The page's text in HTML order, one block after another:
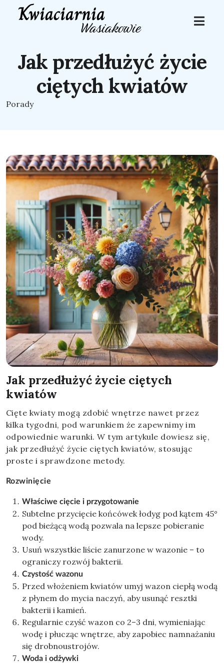
Jak przedłużyć życie
ciętych kwiatów
Porady
Jak przedłużyć życie ciętych
kwiatów
Cięte kwiaty mogą zdobić wnętrze nawet przez
kilka tygodni, pod warunkiem że zapewnimy im
odpowiednie warunki. W tym artykule dowiesz się,
jak przedłużyć życie ciętych kwiatów, stosując
proste i sprawdzone metody.
Rozwinięcie
Właściwe cięcie i przygotowanie
Subtelne przycięcie końcówek łodyg pod kątem 45°
pod bieżącą wodą pozwala na lepsze pobieranie
wody.
Usuń wszystkie liście zanurzone w wazonie – to
ograniczy rozwój bakterii.
Czystość wazonu
Przed włożeniem kwiatów umyj wazon ciepłą wodą
z płynem do mycia naczyń, aby usunąć resztki
bakterii i kamień.
Regularnie czyść wazon co 2–3 dni, wymieniając
wodę i płucząc wnętrze, aby zapobiec namnażaniu
się drobnoustrojów.
Woda i odżywki